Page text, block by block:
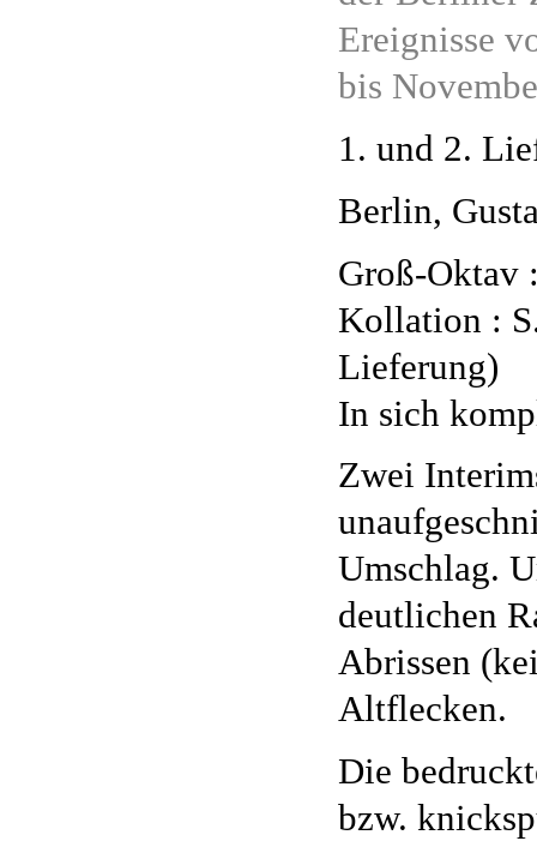
Ereignisse
bis
1. und 2.
Berlin,
Groß-Oktav
Kollation :
Lieferung)
In sich
Zwei
Umschlag.
deutlichen
Abrissen
Altflecken.
Die
bzw.